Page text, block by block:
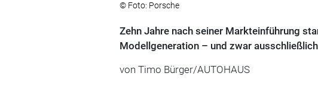
© Foto: Porsche
Zehn Jahre nach seiner Markteinführung
Modellgeneration – und zwar
von Timo Bürger/AUTOHAUS